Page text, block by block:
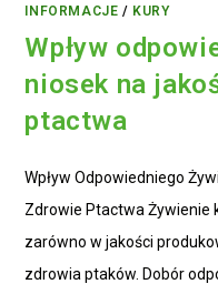
INFORMACJE / KURY
Wpływ
niosek na
ptactwa
Wpływ Odpowiedniego
Zdrowie Ptactwa Żywienie
zarówno w jakości
zdrowia ptaków. Dobór